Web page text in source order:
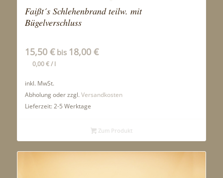
Faißt´s Schlehenbrand teilw. mit
Bügelverschluss
15,50 €bis 18,00 €
0,00€/l
inkl. MwSt.
Abholung oder zzgl. Versandkosten
Lieferzeit:2-5 Werktage
Zum Produkt